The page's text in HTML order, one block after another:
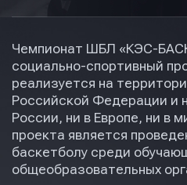
Чемпионат ШБЛ «КЭС-
социально-спортивный
реализуется на
Российской Федерации и
России, ни в Европе, ни в
проекта является
баскетболу среди
общеобразовательных